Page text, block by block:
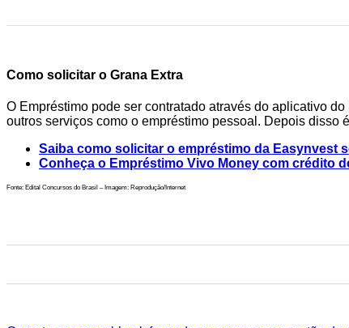
Como solicitar o Grana Extra
O Empréstimo pode ser contratado através do aplicativo
outros serviços como o empréstimo pessoal. Depois disso
Saiba como solicitar o empréstimo da Easynvest
Conheça o Empréstimo Vivo Money com crédito
Fonte: Edital Concursos do Brasil – Imagem: Reprodução/Internet